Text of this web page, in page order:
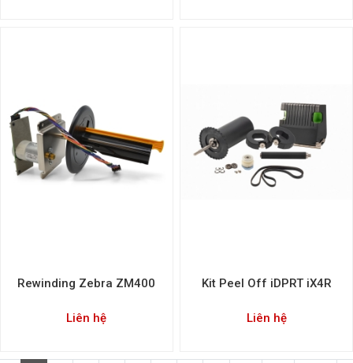
Rewinding Zebra ZM400
Liên hệ
Kit Peel Off iDPRT iX4R
Liên hệ